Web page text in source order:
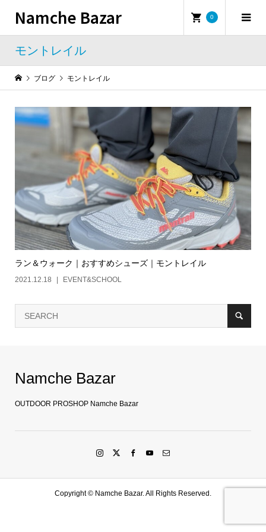
Namche Bazar 0
モントレイル
ブログ モントレイル
ラン＆ウォーク｜おすすめシューズ｜モントレイル
2021.12.18 EVENT&SCHOOL
Namche Bazar
OUTDOOR PROSHOP Namche Bazar
Copyright © Namche Bazar. All Rights Reserved.
LINE友達登録